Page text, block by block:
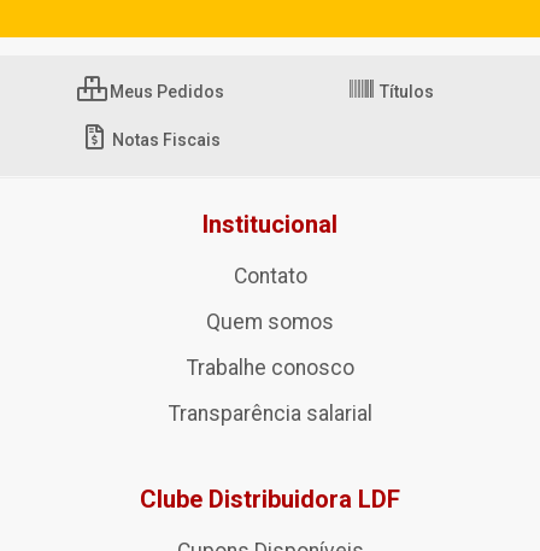
Meus Pedidos Títulos
Notas Fiscais
Institucional
Contato
Quem somos
Trabalhe conosco
Transparência salarial
Clube Distribuidora LDF